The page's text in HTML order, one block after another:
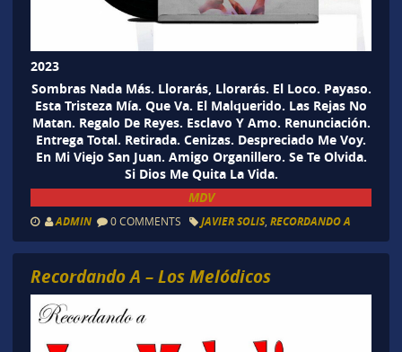
2023
Sombras Nada Más. Llorarás, Llorarás. El Loco. Payaso.
Esta Tristeza Mía. Que Va. El Malquerido. Las Rejas No
Matan. Regalo De Reyes. Esclavo Y Amo. Renunciación.
Entrega Total. Retirada. Cenizas. Despreciado Me Voy.
En Mi Viejo San Juan. Amigo Organillero. Se Te Olvida.
Si Dios Me Quita La Vida.
MDV
ADMIN 0 COMMENTS JAVIER SOLIS, RECORDANDO A
Recordando A – Los Melódicos